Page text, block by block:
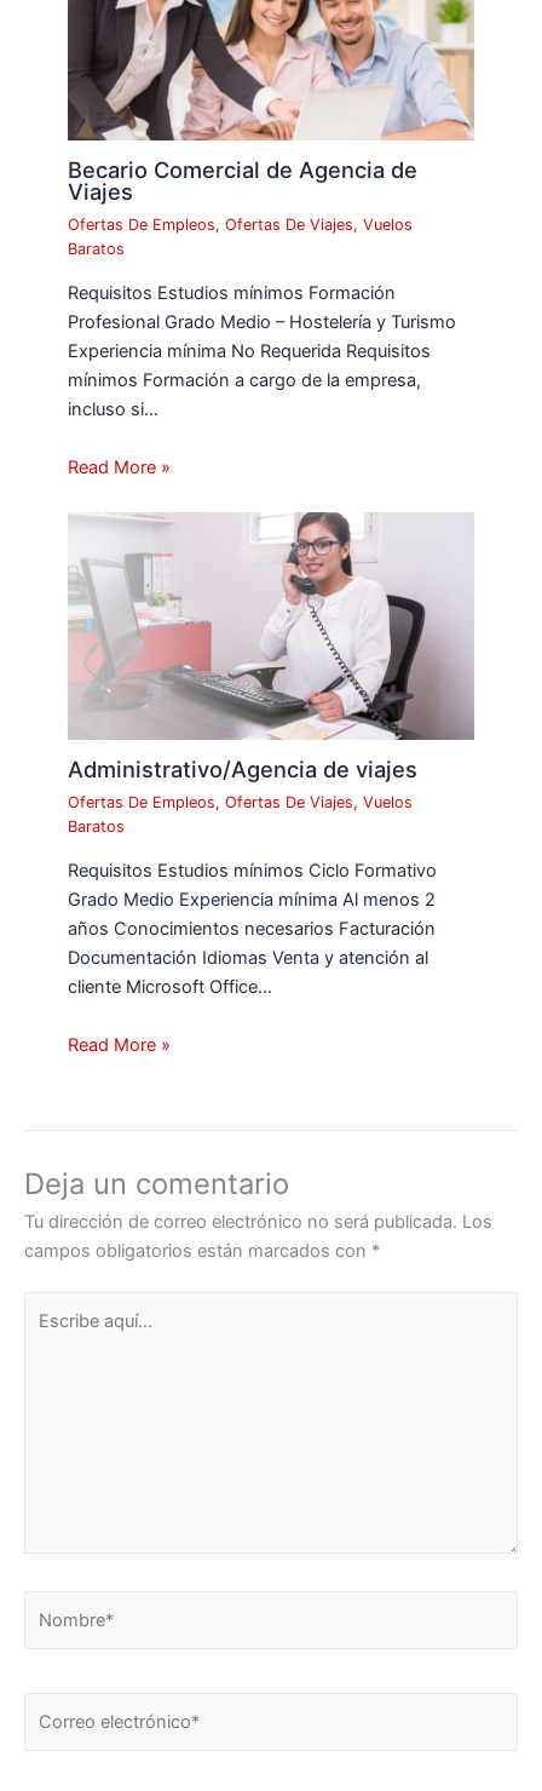
Becario Comercial de Agencia de
Viajes
Ofertas De Empleos,Ofertas De Viajes,Vuelos
Baratos
Requisitos Estudios mínimos Formación
Profesional Grado Medio – Hostelería y Turismo
Experiencia mínima No Requerida Requisitos
mínimos Formación a cargo de la empresa,
incluso si…
Read More »
Administrativo/Agencia de viajes
Ofertas De Empleos,Ofertas De Viajes,Vuelos
Baratos
Requisitos Estudios mínimos Ciclo Formativo
Grado Medio Experiencia mínima Al menos 2
años Conocimientos necesarios Facturación
Documentación Idiomas Venta y atención al
cliente Microsoft Office…
Read More »
Deja un comentario
Tu dirección de correo electrónico no será publicada. Los
campos obligatorios están marcados con *
aquí...
electrónico*